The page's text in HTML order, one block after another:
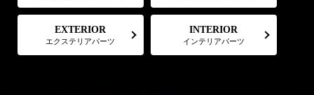
EXTERIOR
エクステリアパーツ
INTERIOR
インテリアパーツ